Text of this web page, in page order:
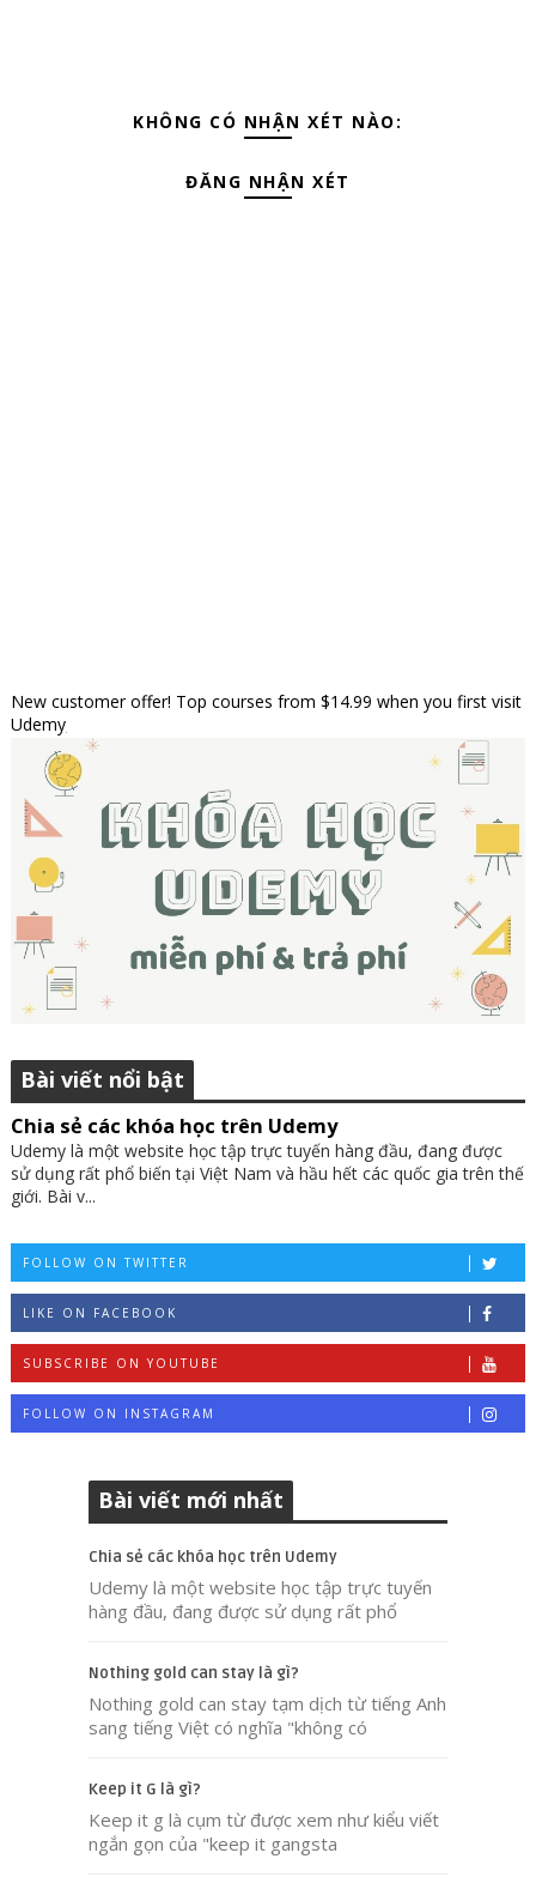
KHÔNG CÓ NHẬN XÉT NÀO:
ĐĂNG NHẬN XÉT
New customer offer! Top courses from $14.99 when you first visit
Udemy
Bài viết nổi bật
Chia sẻ các khóa học trên Udemy
Udemy là một website học tập trực tuyến hàng đầu, đang được
sử dụng rất phổ biến tại Việt Nam và hầu hết các quốc gia trên thế
giới. Bài v...
FOLLOW ON TWITTER
LIKE ON FACEBOOK
SUBSCRIBE ON YOUTUBE
FOLLOW ON INSTAGRAM
Bài viết mới nhất
Chia sẻ các khóa học trên Udemy
Udemy là một website học tập trực tuyến
hàng đầu, đang được sử dụng rất phổ
Nothing gold can stay là gì?
Nothing gold can stay tạm dịch từ tiếng Anh
sang tiếng Việt có nghĩa "không có
Keep it G là gì?
Keep it g là cụm từ được xem như kiểu viết
ngắn gọn của "keep it gangsta